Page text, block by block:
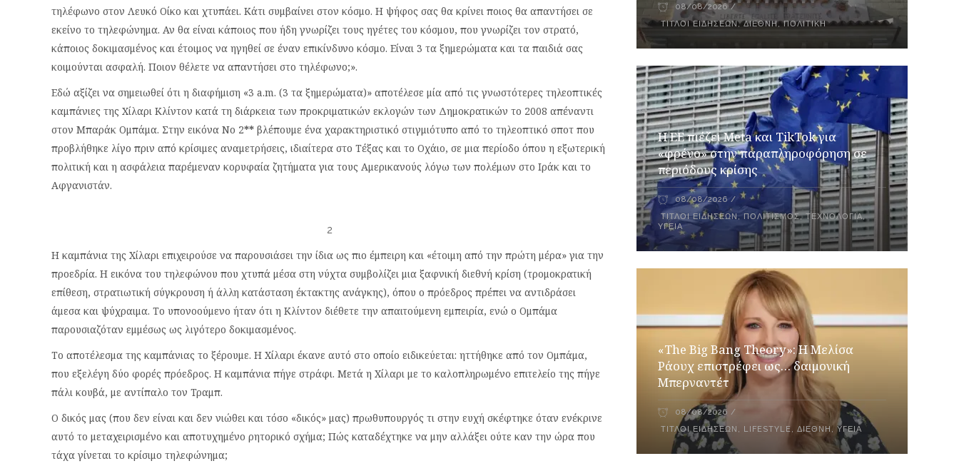
τηλέφωνο στον Λευκό Οίκο και χτυπάει. Κάτι συμβαίνει στον κόσμο. Η ψήφος σας θα κρίνει ποιος θα απαντήσει σε
εκείνο το τηλεφώνημα. Αν θα είναι κάποιος που ήδη γνωρίζει τους ηγέτες του κόσμου, που γνωρίζει τον στρατό,
κάποιος δοκιμασμένος και έτοιμος να ηγηθεί σε έναν επικίνδυνο κόσμο. Είναι 3 τα ξημερώματα και τα παιδιά σας
κοιμούνται ασφαλή. Ποιον θέλετε να απαντήσει στο τηλέφωνο;».
Εδώ αξίζει να σημειωθεί ότι η διαφήμιση «3 a.m. (3 τα ξημερώματα)» αποτέλεσε μία από τις γνωστότερες τηλεοπτικές
καμπάνιες της Χίλαρι Κλίντον κατά τη διάρκεια των προκριματικών εκλογών των Δημοκρατικών το 2008 απέναντι
στον Μπαράκ Ομπάμα. Στην εικόνα Νο 2** βλέπουμε ένα χαρακτηριστικό στιγμιότυπο από το τηλεοπτικό σποτ που
προβλήθηκε λίγο πριν από κρίσιμες αναμετρήσεις, ιδιαίτερα στο Τέξας και το Οχάιο, σε μια περίοδο όπου η εξωτερική
πολιτική και η ασφάλεια παρέμεναν κορυφαία ζητήματα για τους Αμερικανούς λόγω των πολέμων στο Ιράκ και το
Αφγανιστάν.
2
Η καμπάνια της Χίλαρι επιχειρούσε να παρουσιάσει την ίδια ως πιο έμπειρη και «έτοιμη από την πρώτη μέρα» για την
προεδρία. Η εικόνα του τηλεφώνου που χτυπά μέσα στη νύχτα συμβολίζει μια ξαφνική διεθνή κρίση (τρομοκρατική
επίθεση, στρατιωτική σύγκρουση ή άλλη κατάσταση έκτακτης ανάγκης), όπου ο πρόεδρος πρέπει να αντιδράσει
άμεσα και ψύχραιμα. Το υπονοούμενο ήταν ότι η Κλίντον διέθετε την απαιτούμενη εμπειρία, ενώ ο Ομπάμα
παρουσιαζόταν εμμέσως ως λιγότερο δοκιμασμένος.
Το αποτέλεσμα της καμπάνιας το ξέρουμε. Η Χίλαρι έκανε αυτό στο οποίο ειδικεύεται: ηττήθηκε από τον Ομπάμα,
που εξελέγη δύο φορές πρόεδρος. Η καμπάνια πήγε στράφι. Μετά η Χίλαρι με το καλοπληρωμένο επιτελείο της πήγε
πάλι κουβά, με αντίπαλο τον Τραμπ.
Ο δικός μας (που δεν είναι και δεν νιώθει και τόσο «δικός» μας) πρωθυπουργός τι στην ευχή σκέφτηκε όταν ενέκρινε
αυτό το μεταχειρισμένο και αποτυχημένο ρητορικό σχήμα; Πώς καταδέχτηκε να μην αλλάξει ούτε καν την ώρα που
τάχα γίνεται το κρίσιμο τηλεφώνημα;
08/08/2026
ΤΊΤΛΟΙ ΕΙΔΉΣΕΩΝ,ΔΙΕΘΝΉ,ΠΟΛΙΤΙΚΉ
Η ΕΕ πιέζει Meta και TikTok για
«φρένο» στην παραπληροφόρηση σε
περιόδους κρίσης
08/08/2026
ΤΊΤΛΟΙ ΕΙΔΉΣΕΩΝ , ΠΟΛΙΤΙΣΜΌΣ,ΤΕΧΝΟΛΟΓΊΑ,
ΥΓΕΊΑ
«The Big Bang Theory»: Η Μελίσα
Ράουχ επιστρέφει ως… δαιμονική
Μπερναντέτ
08/08/2026
ΤΊΤΛΟΙ ΕΙΔΉΣΕΩΝ , LIFESTYLE,ΔΙΕΘΝΉ ,ΥΓΕΊΑ